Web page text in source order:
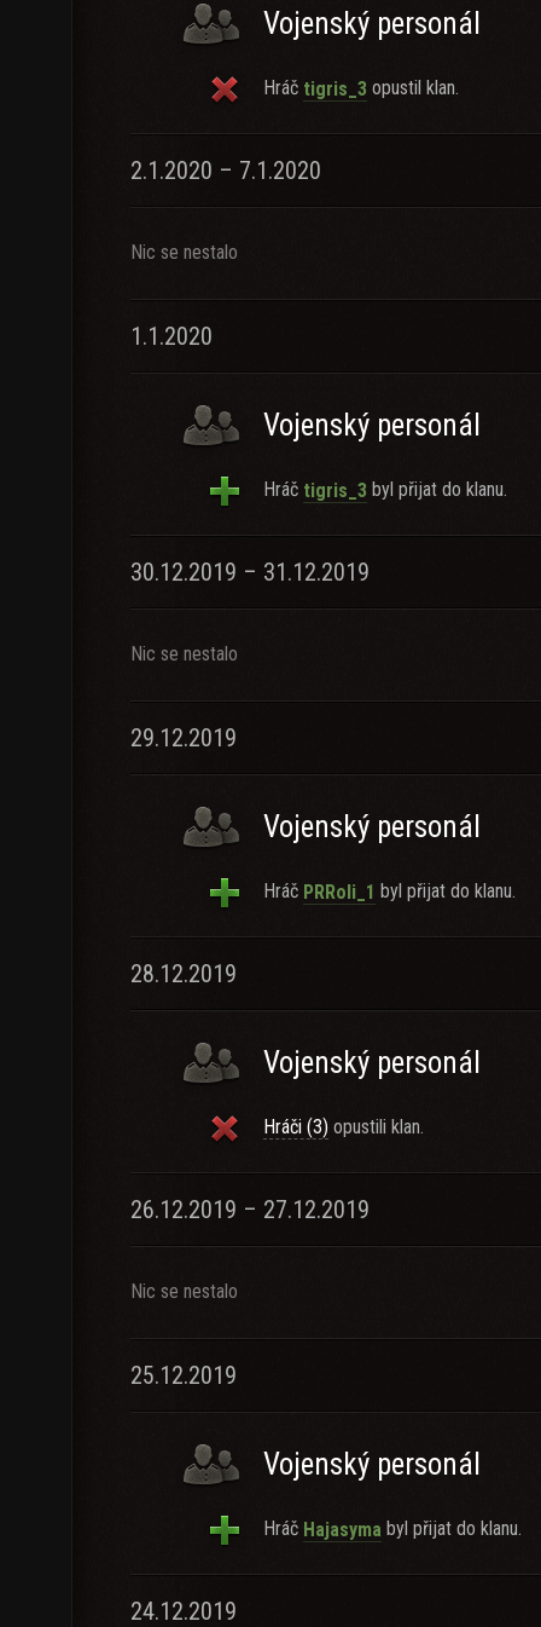
Vojenský personál
Hráč tigris_3 opustil klan.
2.1.2020 – 7.1.2020
Nic se nestalo
1.1.2020
Vojenský personál
Hráč tigris_3 byl přijat do klanu.
30.12.2019 – 31.12.2019
Nic se nestalo
29.12.2019
Vojenský personál
Hráč PRRoli_1 byl přijat do klanu.
28.12.2019
Vojenský personál
Hráči (3) opustili klan.
26.12.2019 – 27.12.2019
Nic se nestalo
25.12.2019
Vojenský personál
Hráč Hajasyma byl přijat do klanu.
24.12.2019